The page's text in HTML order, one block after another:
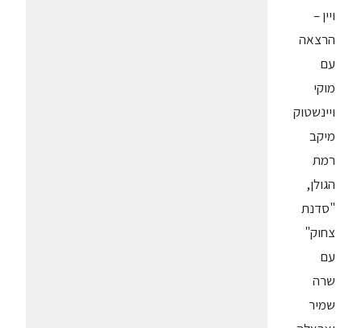
ויין –
הרצאה
עם
מוקי
ויינשטוק
מיקב
רמת
הגולן,
"סדנת
צחוק"
עם
שרה
שמיר